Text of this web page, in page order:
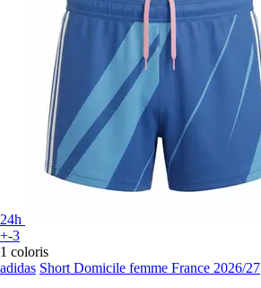
24h
+-3
1 coloris
adidas Short Domicile femme France 2026/27